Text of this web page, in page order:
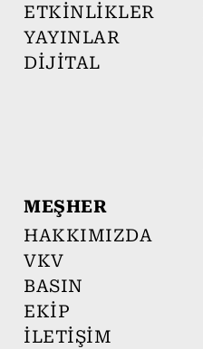
ETKİNLİKLER
YAYINLAR
DİJİTAL
MEŞHER
HAKKIMIZDA
VKV
BASIN
EKİP
İLETİŞİM